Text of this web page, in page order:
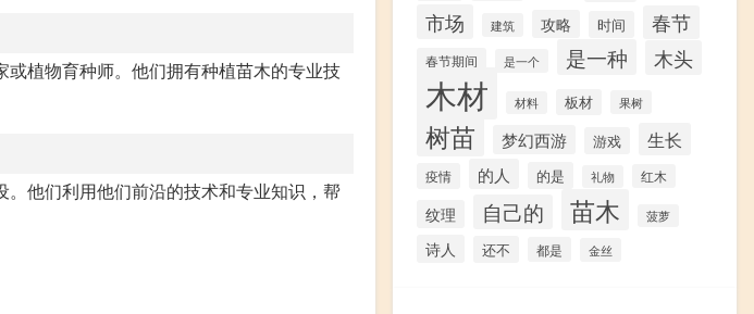
植物育种师。他们拥有种植苗木的专业技
他们利用他们前沿的技术和专业知识，帮
市场 建筑 攻略 时间 春节
春节期间 是一个 是一种 木头
木材 材料 板材 果树
树苗 梦幻西游 游戏 生长
疫情 的人 的是 礼物 红木
纹理 自己的 苗木 菠萝
诗人 还不 都是 金丝